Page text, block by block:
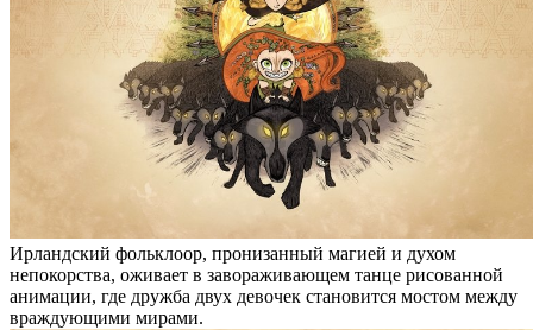
Ирландский фольклоор, пронизанный магией и духом
непокорства, оживает в завораживающем танце рисованной
анимации, где дружба двух девочек становится мостом между
враждующими мирами.